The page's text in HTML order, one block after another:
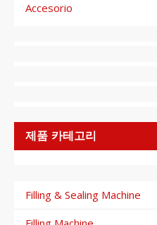
Accesorio
제품 카테고리
Filling & Sealing Machine